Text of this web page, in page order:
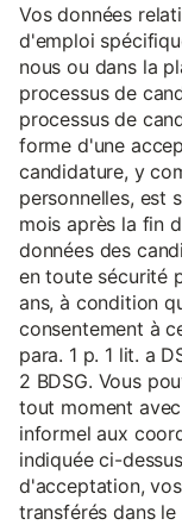
Vos données
d'emploi
nous ou dans la
processus de
processus de
forme d'une
candidature, y
personnelles, est
mois après la fin
données des
en toute sécurité
ans, à condition
consentement à
para. 1 p. 1 lit. a
2 BDSG. Vous
tout moment
informel aux
indiquée ci-
d'acceptation,
transférés dans